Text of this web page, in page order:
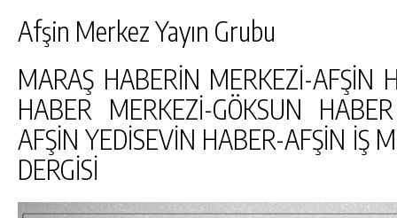
Afşin Merkez Yayın Grubu
MARAŞ HABERİN MERKEZİ-AFŞİN
HABER MERKEZİ-GÖKSUN
AFŞİN YEDİSEVİN HABER-AFŞİN İŞ
DERGİSİ